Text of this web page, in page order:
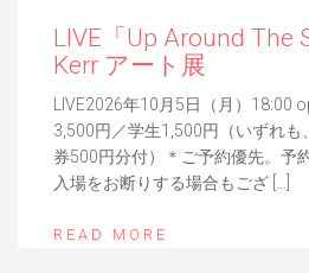
LIVE「Up Around The
Kerr アート展
LIVE2026年10月5日（月）18:00
3,500円／学生1,500円（いずれも
券500円分付）＊ご予約優先。予
入場をお断りする場合もござ […]
READ MORE